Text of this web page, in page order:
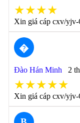
★★★★
Xin giá cáp cxv/
�
Đào Hán Minh 2
★★★★★
Xin giá cáp cxv/